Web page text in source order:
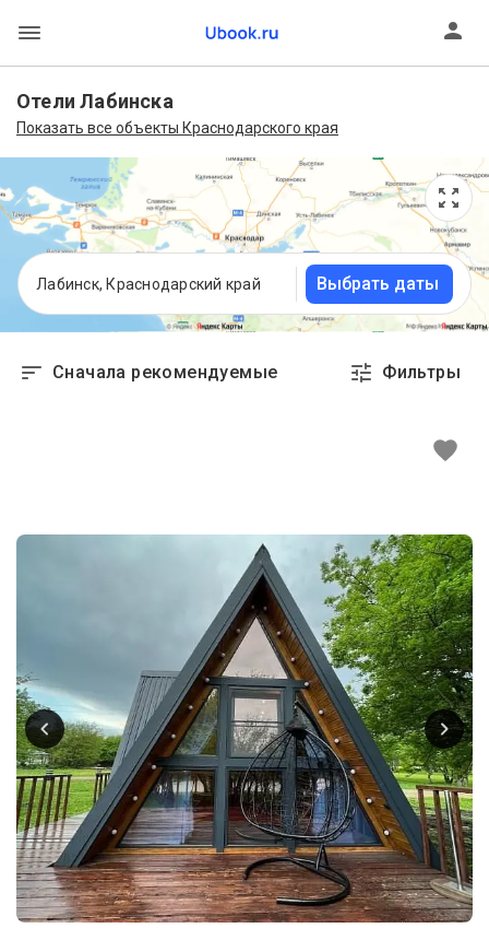
Отели Лабинска
Показать все объекты Краснодарского края
Лабинск, Краснодарский край Выбрать даты
Сначала рекомендуемые Фильтры